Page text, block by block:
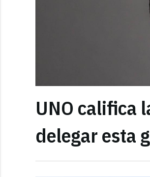
UNO califica
delegar esta